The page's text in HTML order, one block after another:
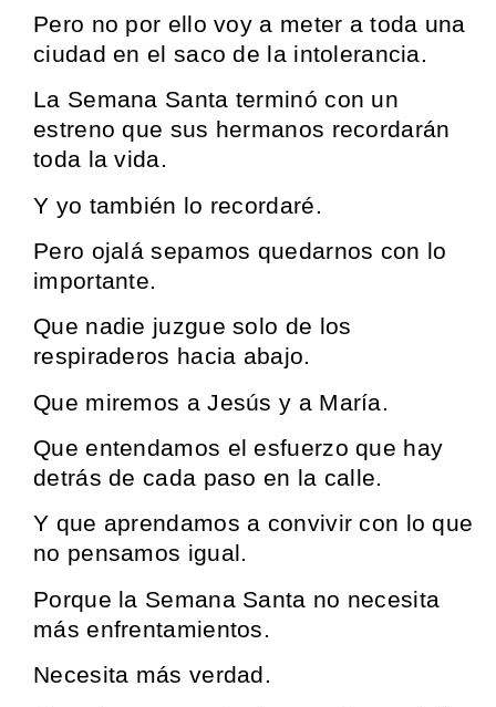
Pero no por ello voy a meter a toda una
ciudad en el saco de la intolerancia.
La Semana Santa terminó con un
estreno que sus hermanos recordarán
toda la vida.
Y yo también lo recordaré.
Pero ojalá sepamos quedarnos con lo
importante.
Que nadie juzgue solo de los
respiraderos hacia abajo.
Que miremos a Jesús y a María.
Que entendamos el esfuerzo que hay
detrás de cada paso en la calle.
Y que aprendamos a convivir con lo que
no pensamos igual.
Porque la Semana Santa no necesita
más enfrentamientos.
Necesita más verdad.